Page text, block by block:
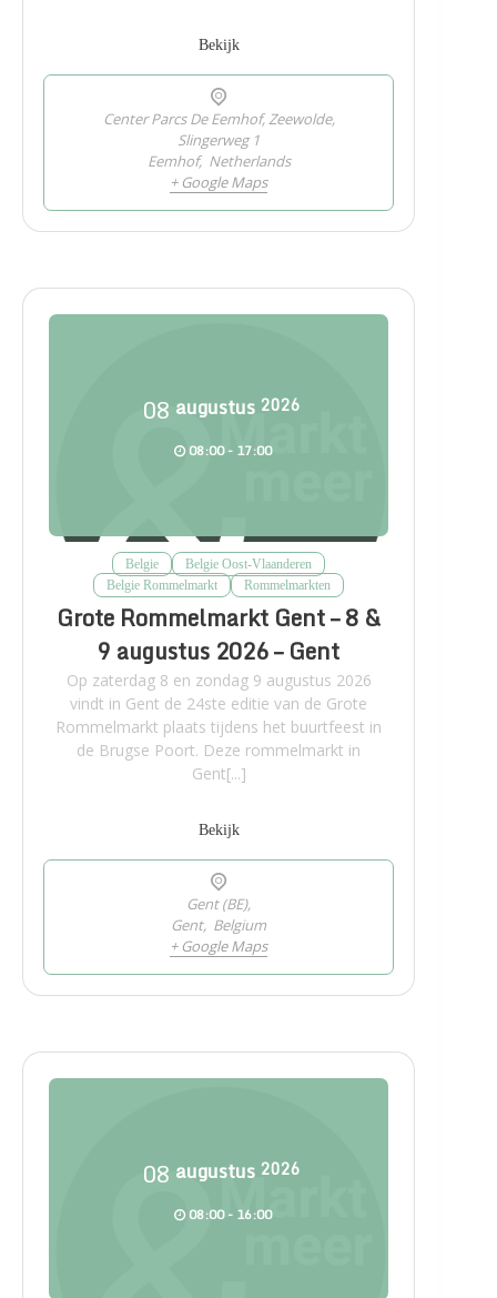
Bekijk
Center Parcs De Eemhof, Zeewolde,
Slingerweg 1
Eemhof, Netherlands
+ Google Maps
08 augustus 2026
08:00 - 17:00
Belgie
Belgie Oost-Vlaanderen
Belgie Rommelmarkt
Rommelmarkten
Grote Rommelmarkt Gent – 8 &
9 augustus 2026 – Gent
Op zaterdag 8 en zondag 9 augustus 2026
vindt in Gent de 24ste editie van de Grote
Rommelmarkt plaats tijdens het buurtfeest in
de Brugse Poort. Deze rommelmarkt in
Gent[...]
Bekijk
Gent (BE),
Gent, Belgium
+ Google Maps
08 augustus 2026
08:00 - 16:00